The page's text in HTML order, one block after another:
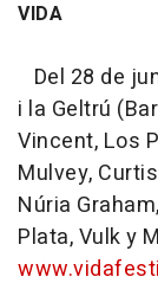
VIDA
Del 28 de
i la Geltrú
Vincent, Los
Mulvey,
Núria
Plata, Vulk y